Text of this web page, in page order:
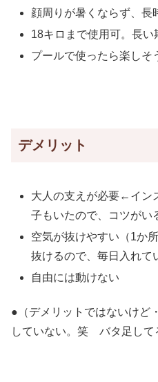
顔周りが暑くならず、長
18キロまで使用可。長い
プールで使ったら楽しそ
デメリット
大人の支えが必要←イン
子もいたので、コツがい
空気が抜けやすい（1か
抜けるので、毎日入れて
自由には動けない
●（デメリットではないけど
していない。笑 バタ足して